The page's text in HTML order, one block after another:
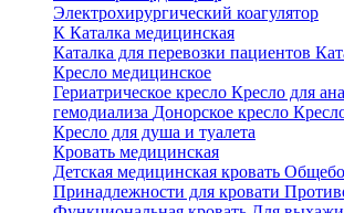
Электрохирургический коагулятор
К Каталка медицинская
Каталка для перевозки пациентов
Кресло медицинское
Гериатрическое кресло Кресло для
гемодиализа Донорское кресло
Кресло для душа и туалета
Кровать медицинская
Детская медицинская кровать
Принадлежности для кровати